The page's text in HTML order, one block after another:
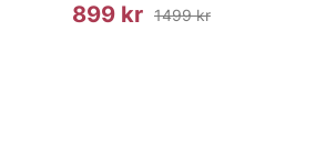
899 kr 1499 kr